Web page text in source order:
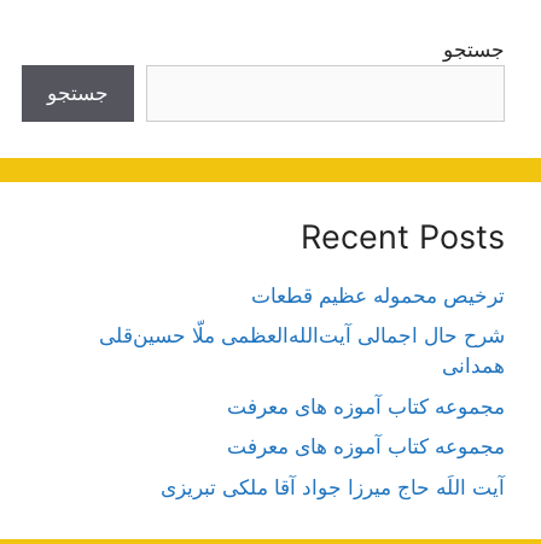
جستجو
جستجو
Recent Posts
ترخیص محموله عظیم قطعات
شرح حال اجمالی آیت‌الله‌العظمی ملّا حسین‌قلی
همدانی
مجموعه کتاب آموزه های معرفت
مجموعه کتاب آموزه های معرفت
آیت اللَه حاج میرزا جواد آقا ملکی تبریزی